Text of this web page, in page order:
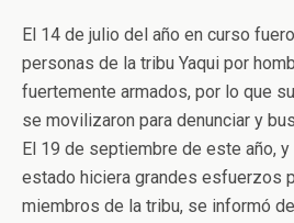
El 14 de julio del año en curso
personas de la tribu Yaqui por
fuertemente armados, por lo que
se movilizaron para denunciar y
El 19 de septiembre de este año,
estado hiciera grandes esfuerzos
miembros de la tribu, se informó